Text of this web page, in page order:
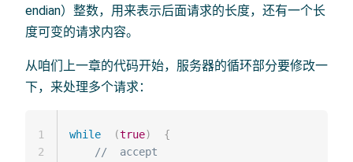
endian）整数，用来表示后面请求的长度，还有一个长
度可变的请求内容。
从咱们上一章的代码开始，服务器的循环部分要修改一
下，来处理多个请求：
while (true)
{
//  accept
1
2